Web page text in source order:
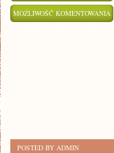
MOŻLIWOŚĆ KOMENTOWANIA
POSTED BY ADMIN